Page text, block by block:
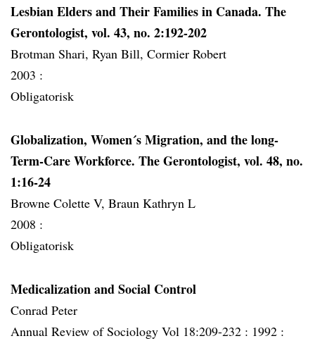
Lesbian Elders and Their Families in Canada. The
Gerontologist, vol. 43, no. 2:192-202
Brotman Shari, Ryan Bill, Cormier Robert
2003 :
Obligatorisk
Globalization, Women´s Migration, and the long-
Term-Care Workforce. The Gerontologist, vol. 48, no.
1:16-24
Browne Colette V, Braun Kathryn L
2008 :
Obligatorisk
Medicalization and Social Control
Conrad Peter
Annual Review of Sociology Vol 18:209-232 : 1992 :